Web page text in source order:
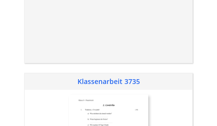
Klassenarbeit 3735